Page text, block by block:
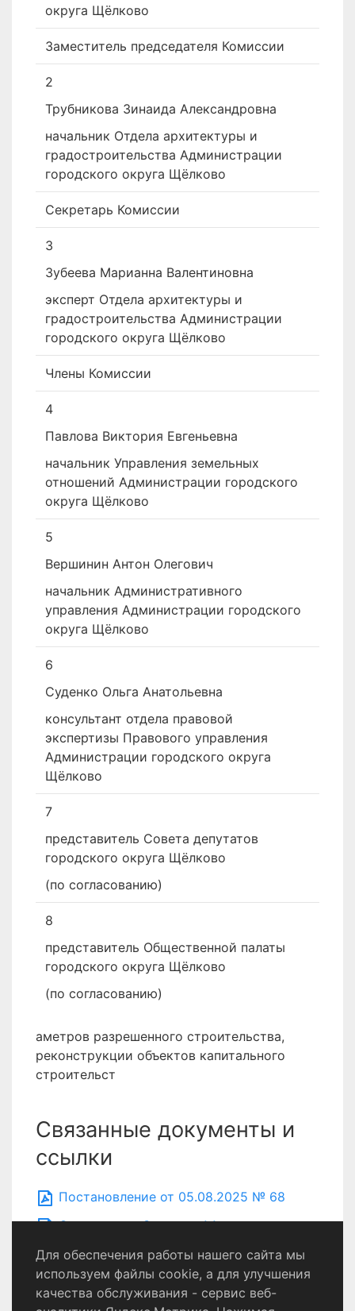
округа Щёлково
Заместитель председателя Комиссии
2
Трубникова Зинаида Александровна
начальник Отдела архитектуры и
градостроительства Администрации
городского округа Щёлково
Секретарь Комиссии
3
Зубеева Марианна Валентиновна
эксперт Отдела архитектуры и
градостроительства Администрации
городского округа Щёлково
Члены Комиссии
4
Павлова Виктория Евгеньевна
начальник Управления земельных
отношений Администрации городского
округа Щёлково
5
Вершинин Антон Олегович
начальник Административного
управления Администрации городского
округа Щёлково
6
Суденко Ольга Анатольевна
консультант отдела правовой
экспертизы Правового управления
Администрации городского округа
Щёлково
7
представитель Совета депутатов
городского округа Щёлково
(по согласованию)
8
представитель Общественной палаты
городского округа Щёлково
(по согласованию)
аметров разрешенного строительства,
реконструкции объектов капитального
строительст
Связанные документы и
ссылки
Постановление от 05.08.2025 № 68
Оповещение Семенов АА
Политика конфиденциальности
Для обеспечения работы нашего сайта мы
используем файлы cookie, а для улучшения
качества обслуживания - сервис веб-